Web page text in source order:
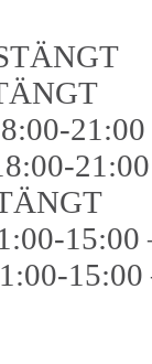
21:00
21:00